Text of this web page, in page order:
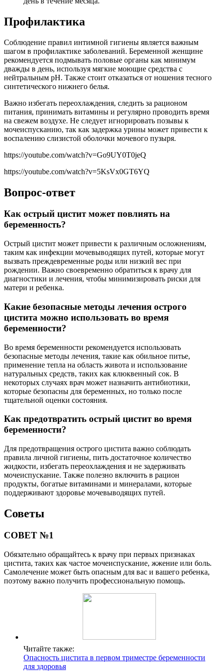
Профилактика
Соблюдение правил интимной гигиены является важным
шагом в профилактике заболеваний. Беременной женщине
рекомендуется подмывать половые органы как минимум
дважды в день, используя мягкие моющие средства с
нейтральным pH. Также стоит отказаться от ношения тесного
синтетического нижнего белья.
Важно избегать переохлаждения, следить за рационом
питания, принимать витамины и регулярно проводить время
на свежем воздухе. Не следует игнорировать позывы к
мочеиспусканию, так как задержка урины может привести к
воспалению слизистой оболочки мочевого пузыря.
https://youtube.com/watch?v=Go9UY0T0jeQ
https://youtube.com/watch?v=5KsVx0GT6YQ
Вопрос-ответ
Как острый цистит может повлиять на
беременность?
Острый цистит может привести к различным осложнениям,
таким как инфекции мочевыводящих путей, которые могут
вызвать преждевременные роды или низкий вес при
рождении. Важно своевременно обратиться к врачу для
диагностики и лечения, чтобы минимизировать риски для
матери и ребенка.
Какие безопасные методы лечения острого
цистита можно использовать во время
беременности?
Во время беременности рекомендуется использовать
безопасные методы лечения, такие как обильное питье,
применение тепла на область живота и использование
натуральных средств, таких как клюквенный сок. В
некоторых случаях врач может назначить антибиотики,
которые безопасны для беременных, но только после
тщательной оценки состояния.
Как предотвратить острый цистит во время
беременности?
Для предотвращения острого цистита важно соблюдать
правила личной гигиены, пить достаточное количество
жидкости, избегать переохлаждения и не задерживать
мочеиспускание. Также полезно включить в рацион
продукты, богатые витаминами и минералами, которые
поддерживают здоровье мочевыводящих путей.
Советы
СОВЕТ №1
Обязательно обращайтесь к врачу при первых признаках
цистита, таких как частое мочеиспускание, жжение или боль.
Самолечение может быть опасным для вас и вашего ребенка,
поэтому важно получить профессиональную помощь.
Читайте также:
Опасность цистита в первом триместре беременности
для здоровья